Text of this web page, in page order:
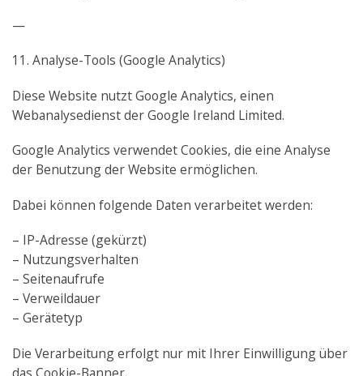
—
11. Analyse-Tools (Google Analytics)
Diese Website nutzt Google Analytics, einen
Webanalysedienst der Google Ireland Limited.
Google Analytics verwendet Cookies, die eine Analyse
der Benutzung der Website ermöglichen.
Dabei können folgende Daten verarbeitet werden:
– IP-Adresse (gekürzt)
– Nutzungsverhalten
– Seitenaufrufe
– Verweildauer
– Gerätetyp
Die Verarbeitung erfolgt nur mit Ihrer Einwilligung über
das Cookie-Banner.